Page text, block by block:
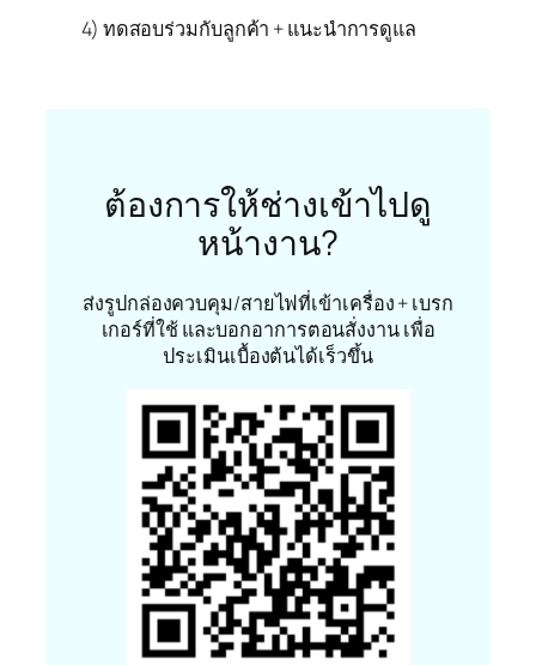
4) ทดสอบร่วมกับลูกค้า + แนะนำการดูแล
ต้องการให้ช่างเข้าไปดู
หน้างาน?
ส่งรูปกล่องควบคุม/สายไฟที่เข้าเครื่อง + เบรก
เกอร์ที่ใช้ และบอกอาการตอนสั่งงาน เพื่อ
ประเมินเบื้องต้นได้เร็วขึ้น